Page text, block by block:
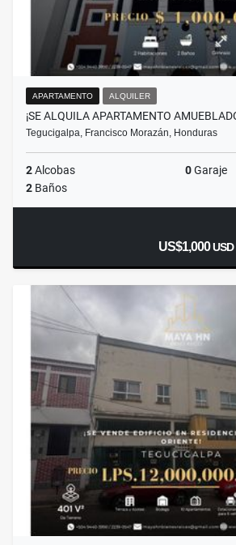
APARTAMENTO ALQUILER
¡SE ALQUILA APARTAMENTO
Tegucigalpa, Francisco Morazán, Honduras
2Alcobas 0Garaje
2 Baños
US$1,000USD